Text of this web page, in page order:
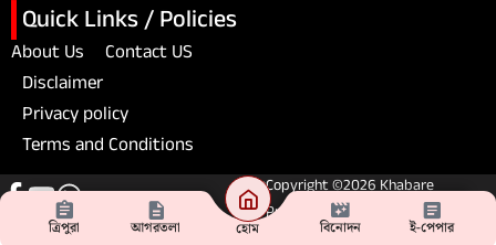
Quick Links / Policies
About Us
Contact US
Disclaimer
Privacy policy
Terms and Conditions
Copyright ©2026 Khabare
Pratibad. All Rights Reserved
ত্রিপুরা আগরতলা হোম বিনোদন ই-পেপার